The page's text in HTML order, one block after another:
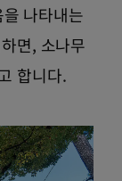
나타내는
면, 소나무
합니다.